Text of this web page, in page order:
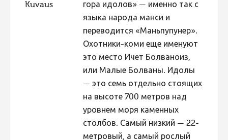
Hiite kuvavõistlus 2012
Hiite kuvavõistlus 2011
Hiite kuvavõistlus 2010
Hiite kuvavõistlus 2008
Kuvaus
гора идолов» — именно так с
языка народа манси и
переводится «Маньпупунер».
Охотники-коми еще именуют
это место Ичет Болваноиз,
или Малые Болваны. Идолы
— это семь отдельно стоящих
на высоте 700 метров над
уровнем моря каменных
столбов. Самый низкий — 22-
метровый, а самый рослый